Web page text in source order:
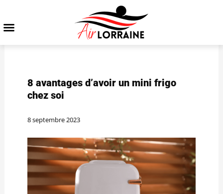
8 avantages d’avoir un mini frigo
chez soi
8 septembre 2023